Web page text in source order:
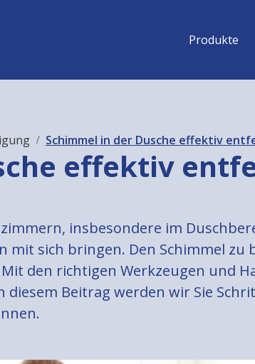
Produkte
Schimmel in der Dusche effektiv
effektiv
insbesondere im
mit sich bringen. Den Schimmel
den richtigen Werkzeugen und
diesem Beitrag werden wir Sie